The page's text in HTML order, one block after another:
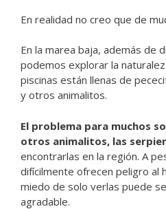
En realidad no creo que de
En la marea baja, además de
podemos explorar la
piscinas están llenas de
y otros animalitos.
El problema para muchos
otros animalitos, las
encontrarlas en la región. A
difícilmente ofrecen peligro al
miedo de solo verlas puede
agradable.